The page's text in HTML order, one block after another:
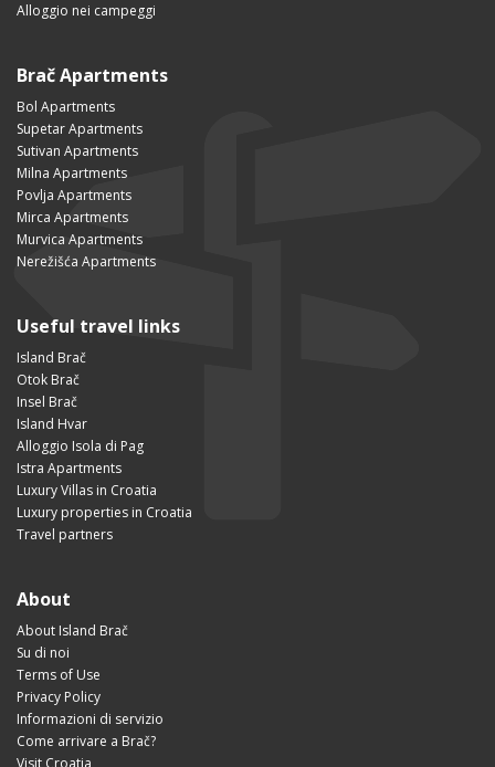
Alloggio nei campeggi
Brač Apartments
Bol Apartments
Supetar Apartments
Sutivan Apartments
Milna Apartments
Povlja Apartments
Mirca Apartments
Murvica Apartments
Nerežišća Apartments
Useful travel links
Island Brač
Otok Brač
Insel Brač
Island Hvar
Alloggio Isola di Pag
Istra Apartments
Luxury Villas in Croatia
Luxury properties in Croatia
Travel partners
About
About Island Brač
Su di noi
Terms of Use
Privacy Policy
Informazioni di servizio
Come arrivare a Brač?
Visit Croatia